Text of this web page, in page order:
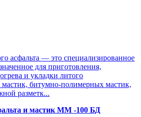
асфальта — это специализированное
для приготовления,
и укладки литого
мастик, битумно-полимерных мастик,
разметк...
и мастик MM -100 БД